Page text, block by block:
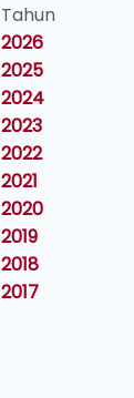
Tahun
2026
2025
2024
2023
2022
2021
2020
2019
2018
2017